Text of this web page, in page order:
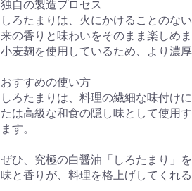
独自の製造プロセス
しろたまりは、火にかけることのな
来の香りと味わいをそのまま楽しめ
小麦麹を使用しているため、より濃
おすすめの使い方
しろたまりは、料理の繊細な味付け
たは高級な和食の隠し味として使用
ます。
ぜひ、究極の白醤油「しろたまり」
味と香りが、料理を格上げしてくれ